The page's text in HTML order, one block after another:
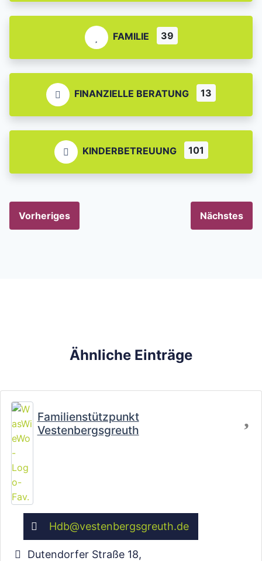
FAMILIE 39
FINANZIELLE BERATUNG 13
KINDERBETREUUNG 101
Vorheriges Nächstes
Ähnliche Einträge
Familienstützpunkt
Vestenbergsgreuth
Hdb@vestenbergsgreuth.de
Dutendorfer Straße 18,